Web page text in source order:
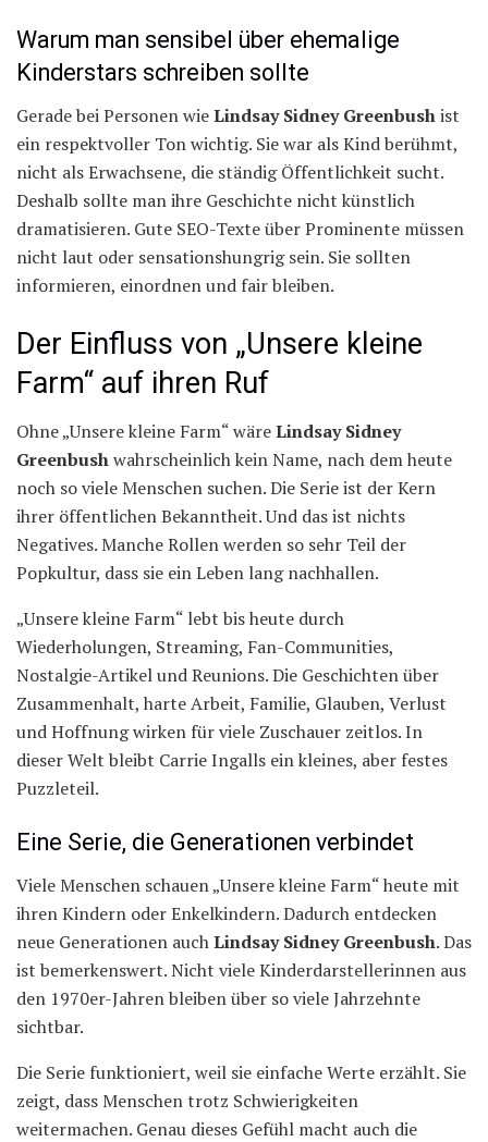
Warum man sensibel über ehemalige
Kinderstars schreiben sollte
Gerade bei Personen wieLindsay Sidney Greenbushist
ein respektvoller Ton wichtig. Sie war als Kind berühmt,
nicht als Erwachsene, die ständig Öffentlichkeit sucht.
Deshalb sollte man ihre Geschichte nicht künstlich
dramatisieren. Gute SEO-Texte über Prominente müssen
nicht laut oder sensationshungrig sein. Sie sollten
informieren, einordnen und fair bleiben.
Der Einfluss von „Unsere kleine
Farm“ auf ihren Ruf
Ohne „Unsere kleine Farm“ wäreLindsay Sidney
Greenbushwahrscheinlich kein Name, nach dem heute
noch so viele Menschen suchen. Die Serie ist der Kern
ihrer öffentlichen Bekanntheit. Und das ist nichts
Negatives. Manche Rollen werden so sehr Teil der
Popkultur, dass sie ein Leben lang nachhallen.
„Unsere kleine Farm“ lebt bis heute durch
Wiederholungen, Streaming, Fan-Communities,
Nostalgie-Artikel und Reunions. Die Geschichten über
Zusammenhalt, harte Arbeit, Familie, Glauben, Verlust
und Hoffnung wirken für viele Zuschauer zeitlos. In
dieser Welt bleibt Carrie Ingalls ein kleines, aber festes
Puzzleteil.
Eine Serie, die Generationen verbindet
Viele Menschen schauen „Unsere kleine Farm“ heute mit
ihren Kindern oder Enkelkindern. Dadurch entdecken
neue Generationen auchLindsay Sidney Greenbush. Das
ist bemerkenswert. Nicht viele Kinderdarstellerinnen aus
den 1970er-Jahren bleiben über so viele Jahrzehnte
sichtbar.
Die Serie funktioniert, weil sie einfache Werte erzählt. Sie
zeigt, dass Menschen trotz Schwierigkeiten
weitermachen. Genau dieses Gefühl macht auch die